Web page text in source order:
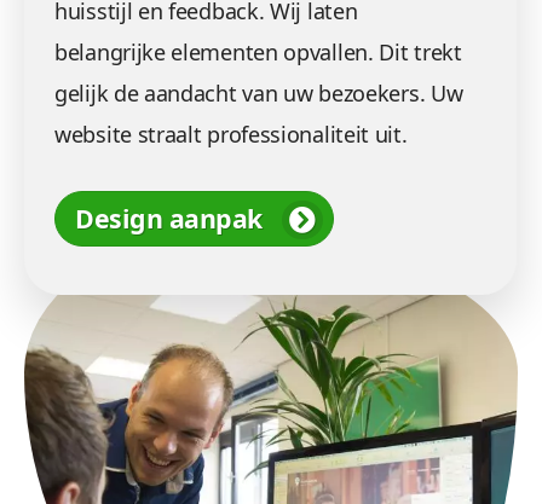
huisstijl en feedback. Wij laten
belangrijke elementen opvallen. Dit trekt
gelijk de aandacht van uw bezoekers. Uw
website straalt professionaliteit uit.
Design aanpak